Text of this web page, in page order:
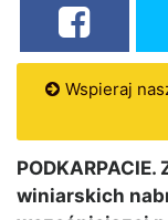
Wspieraj
winiarskich